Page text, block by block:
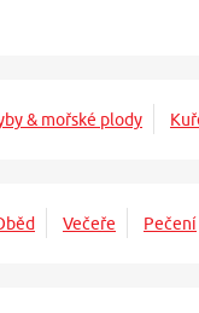
& mořské plody
Večeře Pečení